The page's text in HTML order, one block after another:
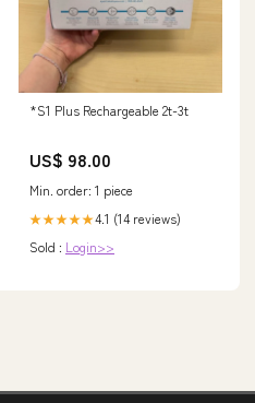
*S1 Plus Rechargeable 2t-3t
US$ 98.00
Min. order: 1 piece
★★★★★4.1 (14 reviews)
Sold : Login>>